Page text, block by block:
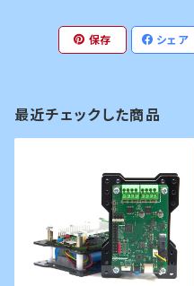
保存 シェア
最近チェックした商品